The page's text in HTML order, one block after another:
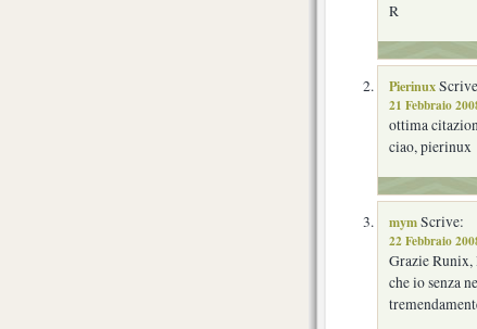
R
Pierinux
21 Febbraio
ottima
ciao, pierinux
mymScrive:
22 Febbraio
Grazie Runix,
che io senza